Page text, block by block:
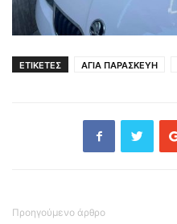
ΕΤΙΚΕΤΕΣ ΑΓΙΑ ΠΑΡΑΣΚΕΥΗ
Προηγούμενο άρθρο